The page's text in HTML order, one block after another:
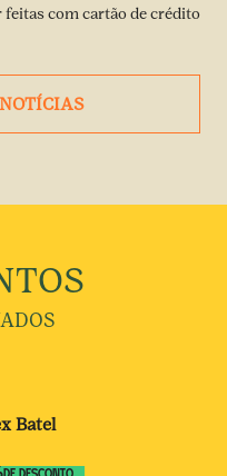
feitas com cartão de crédito
Batel